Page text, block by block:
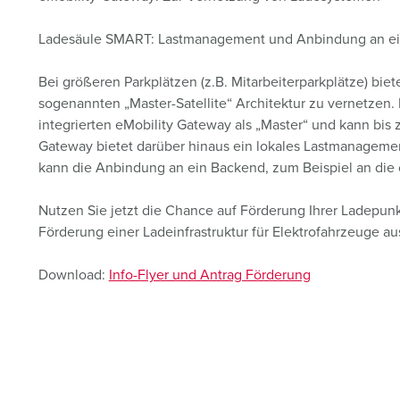
Ladesäule SMART: Lastmanagement und Anbindung an
Bei größeren Parkplätzen (z.B. Mitarbeiterparkplätze)
sogenannten „Master-Satellite“ Architektur zu
integrierten eMobility Gateway als „Master“ und kann
Gateway bietet darüber hinaus ein lokales
kann die Anbindung an ein Backend, zum Beispiel an
Nutzen Sie jetzt die Chance auf Förderung Ihrer
Förderung einer Ladeinfrastruktur für Elektrofahrzeuge
Download: Info-Flyer und Antrag Förderung